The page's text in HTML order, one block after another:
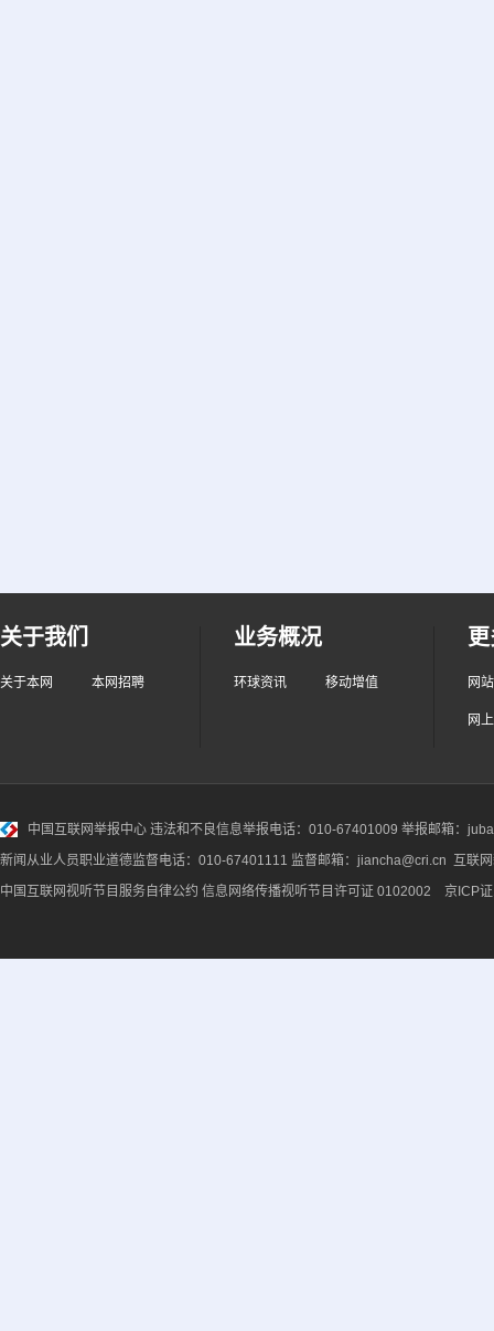
关于我们
关于本网 本网招聘
业务概况
环球资讯 移动增值 网
网
中国互联网举报中心 违法和不良信息举报电话：010-67401009 举报邮箱：
新闻从业人员职业道德监督电话：010-67401111 监督邮箱：jiancha@cri.cn 互联
中国互联网视听节目服务自律公约 信息网络传播视听节目许可证 0102002 京ICP